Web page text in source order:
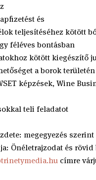
és
teljesítéséhez kötött
féléves bontásban
kötött kiegészítő
a borok
képzések, Wine
teli feladatot
megegyezés szerint
Önéletrajzodat és
címre